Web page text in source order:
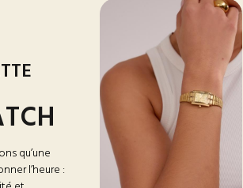
qu’une
l’heure :